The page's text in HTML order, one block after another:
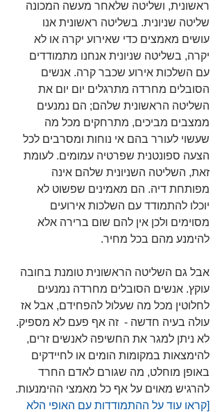
ראשונית, ושליטה שלאחר מעשה המכונה
שליטה שניונית. בשליטה ראשונית אנו
עושים מאמצים כדי שאירוע יקרה או לא
יקרה, בשליטה שניונית אנחנו מתמודדים
עם השלכות אירוע שכבר קרה. אנשים
הסובלים מחרדה מתרגלים יום יום את
השליטה הראשונית שלהם; הם נמנעים
ממצבים מביכים, מתרחקים מכל מה
שעשוי לעורר בהם אי נוחות ומסרבים לכל
הצעה ספונטנית שפרטיה עמומים. לעומת
זאת, השליטה השניונית שלהם אינה
מפותחת דיה. הם מאמינים שפשוט לא
יוכלו להתמודד עם השלכות אירועים
מסוימים ולכן אין להם שום ברירה אלא
להימנע מהם בכל מחיר.
אבל גם השליטה הראשונית טומנת בחובה
עוקץ. אנשים הסובלים מחרדה נמנעים
לחלוטין מכל מה שעלול להפחידם, אבל אז
עולה בעיה חדשה -  זה אף פעם לא מספיק.
לא ניתן למגר את החשיפה לאנשים זרים,
להימצאות במקומות הומים או לחיידקים
באופן מוחלט, מה שגורם לאדם החרד
להרגיש מאוים על אף כל מאמצי ההימנעות.
[קראו עוד על ההתמודדות עם האופי הלא